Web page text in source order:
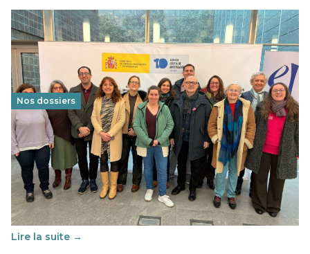
Nos dossiers
Éducation au vivre-ensemble : un échange croisé
franco-espagnol pour changer d’approche
29 juin 2026-National
Cette année, l'UNSA Éducation a mené un projet Erasmus
soutenu par l'union Européenne et centré sur l'éducation
au vivre-ensemble : quelles différences entre la France…
Lire la suite →